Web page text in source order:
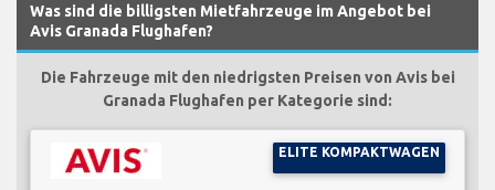
Was sind die billigsten Mietfahrzeuge im Angebot bei
Avis Granada Flughafen?
Die Fahrzeuge mit den niedrigsten Preisen von Avis bei
Granada Flughafen per Kategorie sind:
ELITE KOMPAKTWAGEN